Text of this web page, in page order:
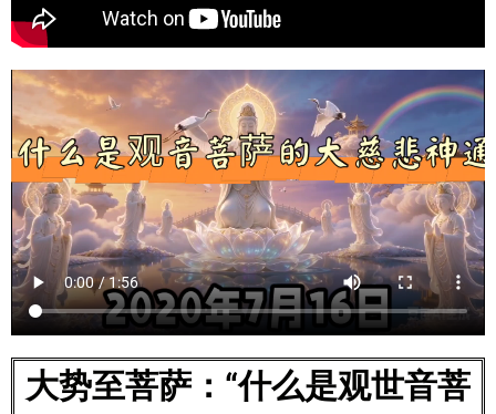
大势至菩萨：“什么是观世音菩